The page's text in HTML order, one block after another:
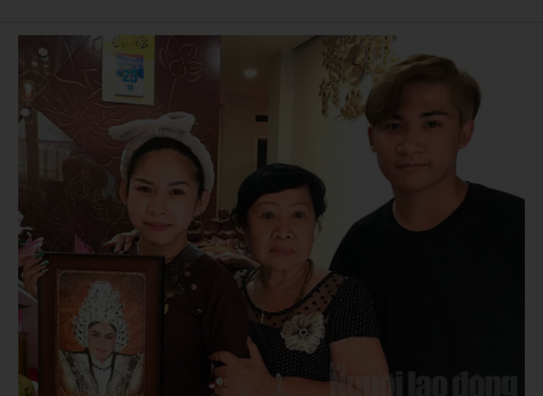
trong dòng đời xuôi ngược nhận được những cơ may để từng bước
thành danh với nghiệp ca diễn”.